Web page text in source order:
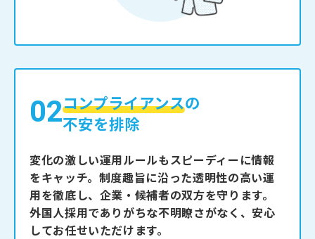
02コンプライアンスの
不安を排除
変化の激しい運用ルールもスピーディーに情報
をキャッチ。制度趣旨に沿った透明性の高い運
用を徹底し、企業・候補者の双方を守ります。
外国人採用でありがちな不明瞭さがなく、安心
してお任せいただけます。